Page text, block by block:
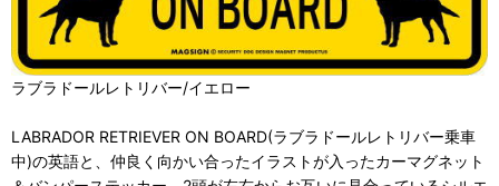
ラブラドールレトリバー/イエロー
LABRADOR RETRIEVER ON BOARD(ラブラドールレトリバー乗車
中)の英語と、仲良く向かい合ったイラストが入ったカーマグネット